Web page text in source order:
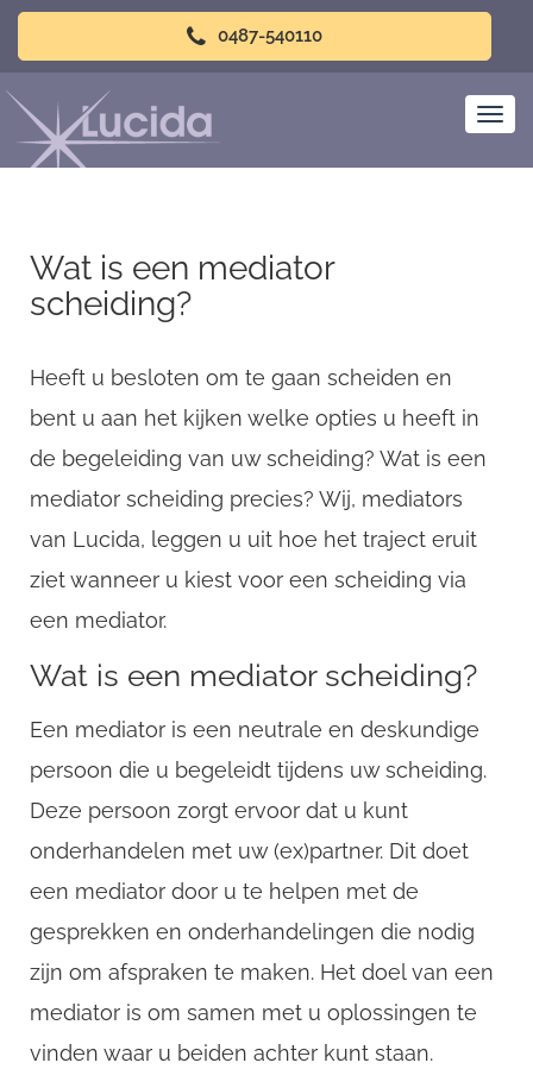
0487-540110
Wat is een mediator
scheiding?
Heeft u besloten om te gaan scheiden en
bent u aan het kijken welke opties u heeft in
de begeleiding van uw scheiding? Wat is een
mediator scheiding precies? Wij, mediators
van Lucida, leggen u uit hoe het traject eruit
ziet wanneer u kiest voor een scheiding via
een mediator.
Wat is een mediator scheiding?
Een mediator is een neutrale en deskundige
persoon die u begeleidt tijdens uw scheiding.
Deze persoon zorgt ervoor dat u kunt
onderhandelen met uw (ex)partner. Dit doet
een mediator door u te helpen met de
gesprekken en onderhandelingen die nodig
zijn om afspraken te maken. Het doel van een
mediator is om samen met u oplossingen te
vinden waar u beiden achter kunt staan.